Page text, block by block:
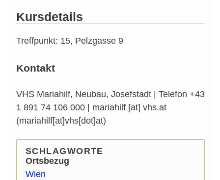
Kursdetails
Treffpunkt: 15, Pelzgasse 9
Kontakt
VHS Mariahilf, Neubau, Josefstadt | Telefon +43
1 891 74 106 000 | mariahilf [at] vhs.at
(mariahilf[at]vhs[dot]at)
SCHLAGWORTE
Ortsbezug
Wien